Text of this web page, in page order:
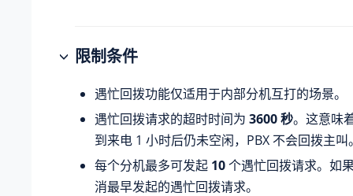
限制条件
遇忙回拨功能仅适用于内部分机互打的场景。
遇忙回拨请求的超时时间为 3600 秒。这意味
到来电 1 小时后仍未空闲，PBX 不会回拨主叫
每个分机最多可发起 10个遇忙回拨请求。如
消最早发起的遇忙回拨请求。